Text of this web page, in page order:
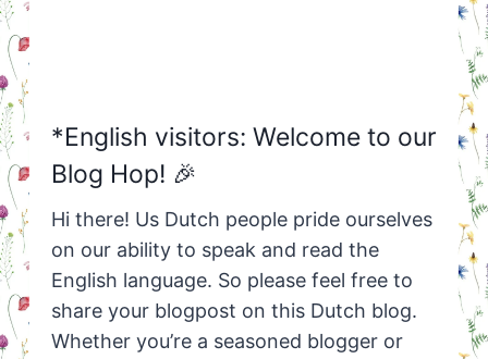
*English visitors: Welcome to our
Blog Hop! 🎉
Hi there! Us Dutch people pride ourselves
on our ability to speak and read the
English language. So please feel free to
share your blogpost on this Dutch blog.
Whether you’re a seasoned blogger or